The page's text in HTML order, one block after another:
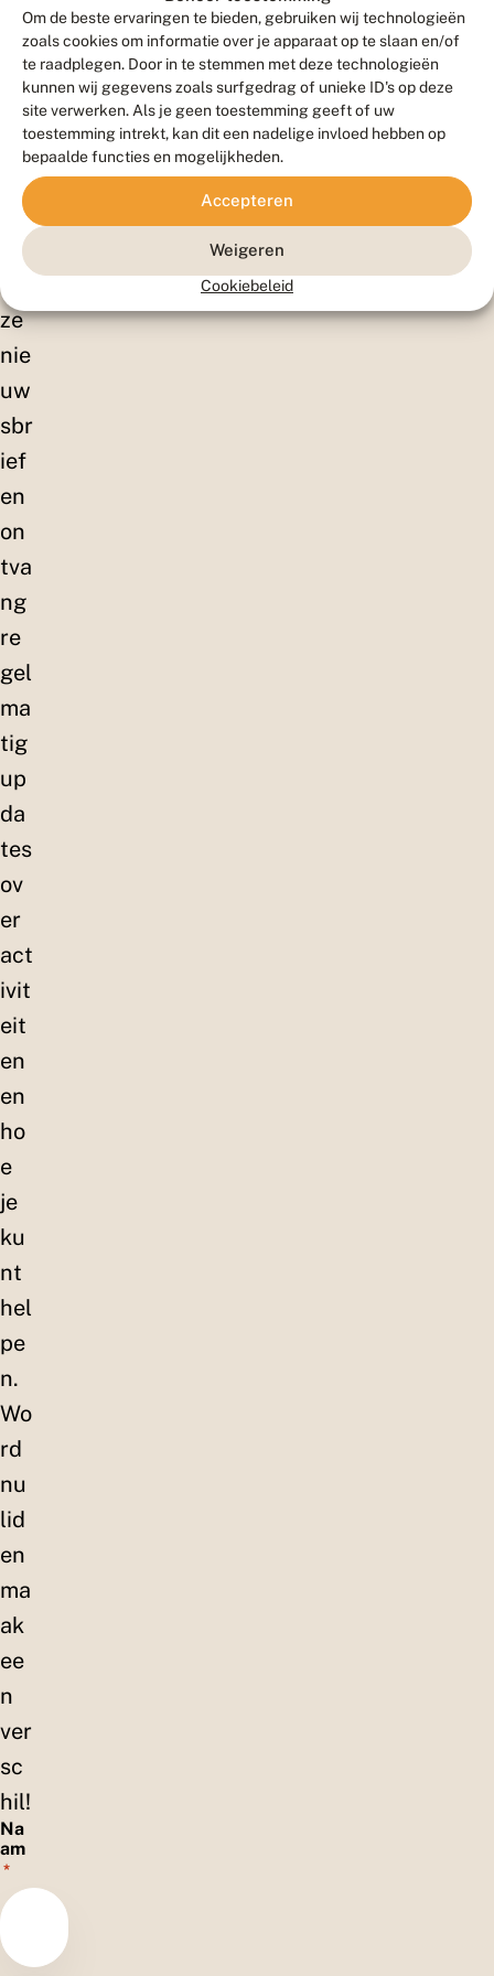
Om de beste ervaringen te bieden, gebruiken wij technologieën
zoals cookies om informatie over je apparaat op te slaan en/of
te raadplegen. Door in te stemmen met deze technologieën
kunnen wij gegevens zoals surfgedrag of unieke ID's op deze
site verwerken. Als je geen toestemming geeft of uw
toestemming intrekt, kan dit een nadelige invloed hebben op
bepaalde functies en mogelijkheden.
Accepteren
Weigeren
Cookiebeleid
en!
Sc
hrij
f je
vo
on
ze
nie
uw
sbr
ief
en
on
tva
ng
re
gel
ma
tig
up
da
tes
ov
er
act
ivit
eit
en
en
ho
e
je
ku
nt
hel
pe
n.
Wo
rd
nu
lid
en
ma
ak
ee
n
ver
sc
hil!
Na
am
*